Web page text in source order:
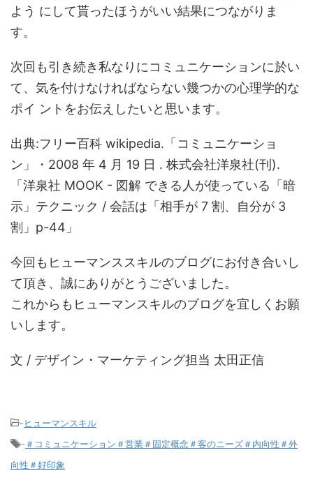
よう にして貰ったほうがいい結果につながりま
す。
次回も引き続き私なりにコミュニケーションに於い
て、気を付けなければならない幾つかの心理学的な
ポイ ントをお伝えしたいと思います。
出典:フリー百科 wikipedia.「コミュニケーショ
ン」・2008 年 4 月 19 日 . 株式会社洋泉社(刊).
「洋泉社 MOOK - 図解 できる人が使っている「暗
示」テクニック / 会話は「相手が 7 割、自分が 3
割」p-44」
今回もヒューマンススキルのブログにお付き合いし
て頂き、誠にありがとうございました。
これからもヒューマンスキルのブログを宜しくお願
いします。
文 / デザイン・マーケティング担当 太田正信
-ヒューマンスキル
- ＃コミュニケーション＃営業＃固定概念＃客のニーズ＃内向性＃外
向性＃好印象